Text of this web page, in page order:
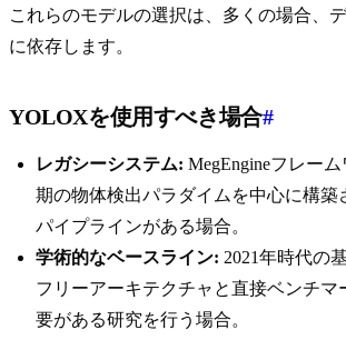
これらのモデルの選択は、多くの場合、
に依存します。
YOLOXを使用すべき場合#
レガシーシステム: MegEngineフレー
期の物体検出パラダイムを中心に構築
パイプラインがある場合。
学術的なベースライン: 2021年時代の
フリーアーキテクチャと直接ベンチマ
要がある研究を行う場合。